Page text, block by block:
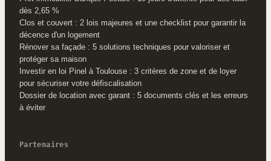
dès 2,65 %
Clos et couvert : 2 lois majeures et une checklist pour garantir la
décence d'un logement
Rénover sa façade : 5 solutions techniques pour valoriser et
protéger sa maison
Investir en loi Pinel à Toulouse : 3 critères de zone et de loyer
pour sécuriser votre défiscalisation
Dossier de location avec garant : 5 documents clés et les erreurs
à éviter
Partenaires